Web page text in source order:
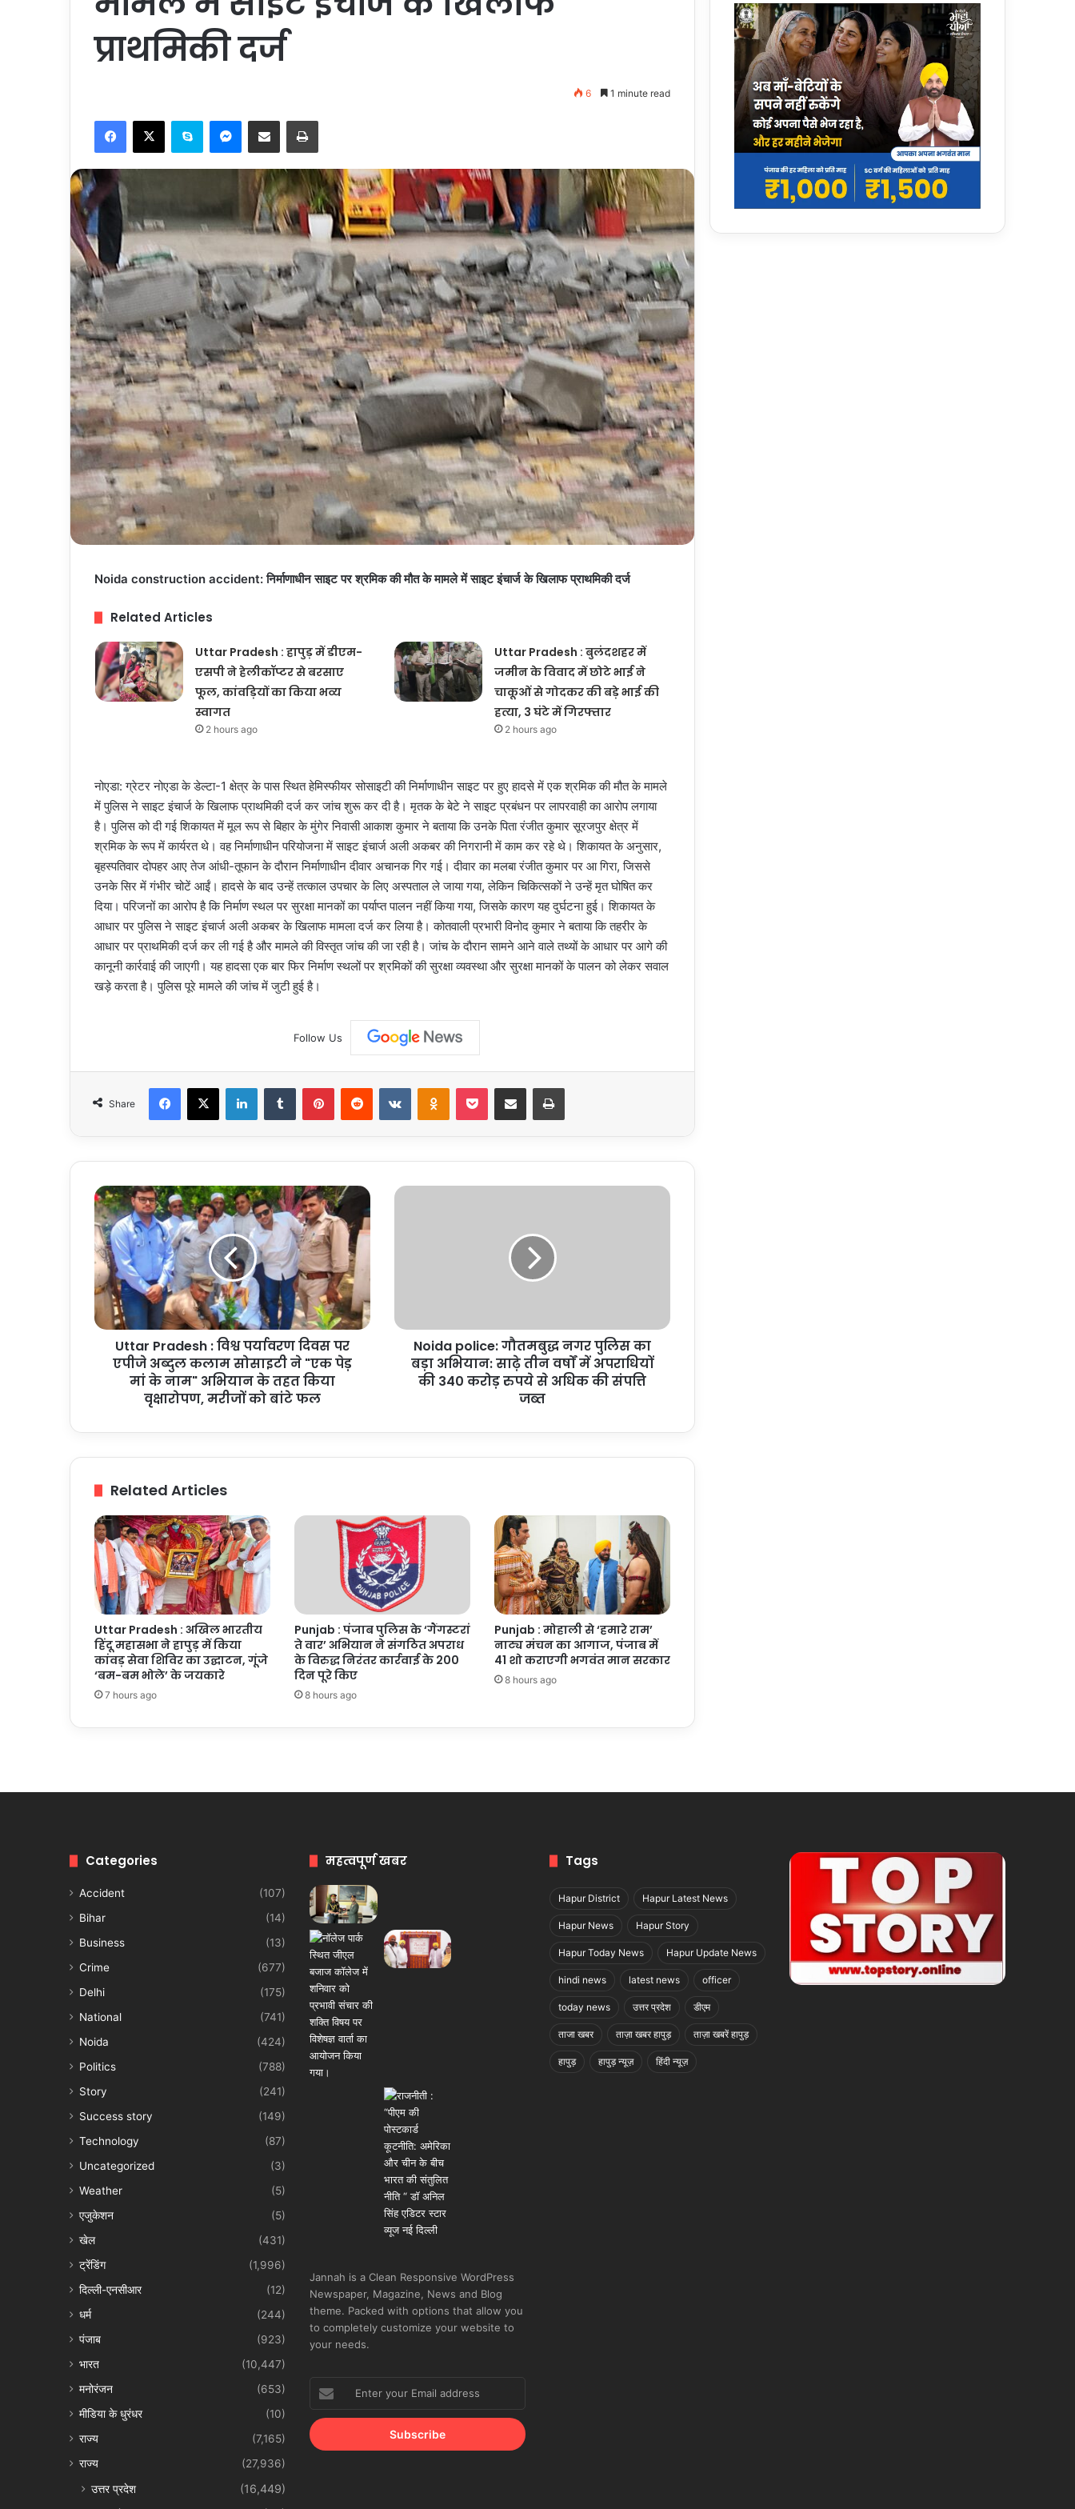
प्राथमिकी दर्ज
6 1 minute read
Facebook
X Skype Messenger
Share via Email Print
Noida construction accident: निर्माणाधीन साइट पर श्रमिक की मौत के मामले में साइट इंचार्ज के खिलाफ प्राथमिकी दर्ज
Related Articles
Uttar Pradesh : हापुड़ में डीएम-
एसपी ने हेलीकॉप्टर से बरसाए
फूल, कांवड़ियों का किया भव्य
स्वागत
2 hours ago
Uttar Pradesh : बुलंदशहर में
जमीन के विवाद में छोटे भाई ने
चाकूओं से गोदकर की बड़े भाई की
हत्या, 3 घंटे में गिरफ्तार
2 hours ago
नोएडा: ग्रेटर नोएडा के डेल्टा-1 क्षेत्र के पास स्थित हेमिस्फीयर सोसाइटी की निर्माणाधीन साइट पर हुए हादसे में एक श्रमिक की मौत के मामले
में पुलिस ने साइट इंचार्ज के खिलाफ प्राथमिकी दर्ज कर जांच शुरू कर दी है। मृतक के बेटे ने साइट प्रबंधन पर लापरवाही का आरोप लगाया
है। पुलिस को दी गई शिकायत में मूल रूप से बिहार के मुंगेर निवासी आकाश कुमार ने बताया कि उनके पिता रंजीत कुमार सूरजपुर क्षेत्र में
श्रमिक के रूप में कार्यरत थे। वह निर्माणाधीन परियोजना में साइट इंचार्ज अली अकबर की निगरानी में काम कर रहे थे। शिकायत के अनुसार,
बृहस्पतिवार दोपहर आए तेज आंधी-तूफान के दौरान निर्माणाधीन दीवार अचानक गिर गई। दीवार का मलबा रंजीत कुमार पर आ गिरा, जिससे
उनके सिर में गंभीर चोटें आईं। हादसे के बाद उन्हें तत्काल उपचार के लिए अस्पताल ले जाया गया, लेकिन चिकित्सकों ने उन्हें मृत घोषित कर
दिया। परिजनों का आरोप है कि निर्माण स्थल पर सुरक्षा मानकों का पर्याप्त पालन नहीं किया गया, जिसके कारण यह दुर्घटना हुई। शिकायत के
आधार पर पुलिस ने साइट इंचार्ज अली अकबर के खिलाफ मामला दर्ज कर लिया है। कोतवाली प्रभारी विनोद कुमार ने बताया कि तहरीर के
आधार पर प्राथमिकी दर्ज कर ली गई है और मामले की विस्तृत जांच की जा रही है। जांच के दौरान सामने आने वाले तथ्यों के आधार पर आगे की
कानूनी कार्रवाई की जाएगी। यह हादसा एक बार फिर निर्माण स्थलों पर श्रमिकों की सुरक्षा व्यवस्था और सुरक्षा मानकों के पालन को लेकर सवाल
खड़े करता है। पुलिस पूरे मामले की जांच में जुटी हुई है।
Follow Us
Share
Facebook
X LinkedInTumblr PinterestReddit VKontakteOdnoklassniki
Pocket Share via Email Print
Uttar
Pradesh
:
विश्व
पर्यावरण
दिवस
पर
एपीजे
अब्दुल
कलाम
सोसाइटी
नाम"
के
किया
वृक्षारोपण,
मरीजों
को
बांटे
फल
Uttar Pradesh : विश्व पर्यावरण दिवस पर
एपीजे अब्दुल कलाम सोसाइटी ने "एक पेड़
मां के नाम" अभियान के तहत किया
वृक्षारोपण, मरीजों को बांटे फल
Noida
साढ़े
रुपये
संपत्ति
जब्त
Noida police: गौतमबुद्ध नगर पुलिस का
बड़ा अभियान: साढ़े तीन वर्षों में अपराधियों
की 340 करोड़ रुपये से अधिक की संपत्ति
जब्त
Related Articles
Uttar Pradesh : अखिल भारतीय
हिंदू महासभा ने हापुड़ में किया
कांवड़ सेवा शिविर का उद्घाटन, गूंजे
‘बम-बम भोले’ के जयकारे
7 hours ago
Punjab : पंजाब पुलिस के ‘गैंगस्टरां
ते वार’ अभियान ने संगठित अपराध
के विरुद्ध निरंतर कार्रवाई के 200
दिन पूरे किए
8 hours ago
Punjab : मोहाली से ‘हमारे राम’
नाट्य मंचन का आगाज, पंजाब में
41 शो कराएगी भगवंत मान सरकार
8 hours ago
Categories
Accident
(107)
Bihar
(14)
Business
(13)
Crime
(677)
Delhi
(175)
National
(741)
Noida
(424)
Politics
(788)
Story
(241)
Success story
(149)
Technology
(87)
Uncategorized
(3)
Weather
(5)
एजुकेशन
(5)
खेल
(431)
ट्रेंडिंग
(1,996)
दिल्ली-एनसीआर
(12)
धर्म
(244)
पंजाब
(923)
भारत
(10,447)
मनोरंजन
(653)
मीडिया के धुरंधर
(10)
राज्य
(7,165)
राज्य
(27,936)
उत्तर प्रदेश
(16,449)
महत्वपूर्ण खबर
Jannah is a Clean Responsive WordPress
Newspaper, Magazine, News and Blog
theme. Packed with options that allow you
to completely customize your website to
your needs.
your
Email
address
Tags
Hapur District Hapur Latest News
Hapur News Hapur Story
Hapur Today News Hapur Update News
hindi news latest news officer
today news उत्तर प्रदेश डीएम
ताजा खबर ताज़ा खबर हापुड़ ताज़ा खबरें हापुड़
हापुड़ हापुड़ न्यूज़ हिंदी न्यूज़